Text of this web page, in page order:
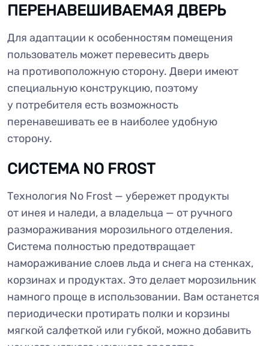
ПЕРЕНАВЕШИВАЕМАЯ ДВЕРЬ
Для адаптации к особенностям помещения
пользователь может перевесить дверь
на противоположную сторону. Двери имеют
специальную конструкцию, поэтому
у потребителя есть возможность
перенавешивать ее в наиболее удобную
сторону.
СИСТЕМА NO FROST
Технология No Frost — убережет продукты
от инея и наледи, а владельца — от ручного
размораживания морозильного отделения.
Система полностью предотвращает
намораживание слоев льда и снега на стенках,
корзинах и продуктах. Это делает морозильник
намного проще в использовании. Вам останется
периодически протирать полки и корзины
мягкой салфеткой или губкой, можно добавить